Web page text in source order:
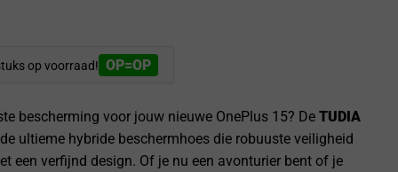
op voorraad! OP=OP
bescherming voor jouw nieuwe OnePlus 15? De TUDIA
ultieme hybride beschermhoes die robuuste veiligheid
een verfijnd design. Of je nu een avonturier bent of je